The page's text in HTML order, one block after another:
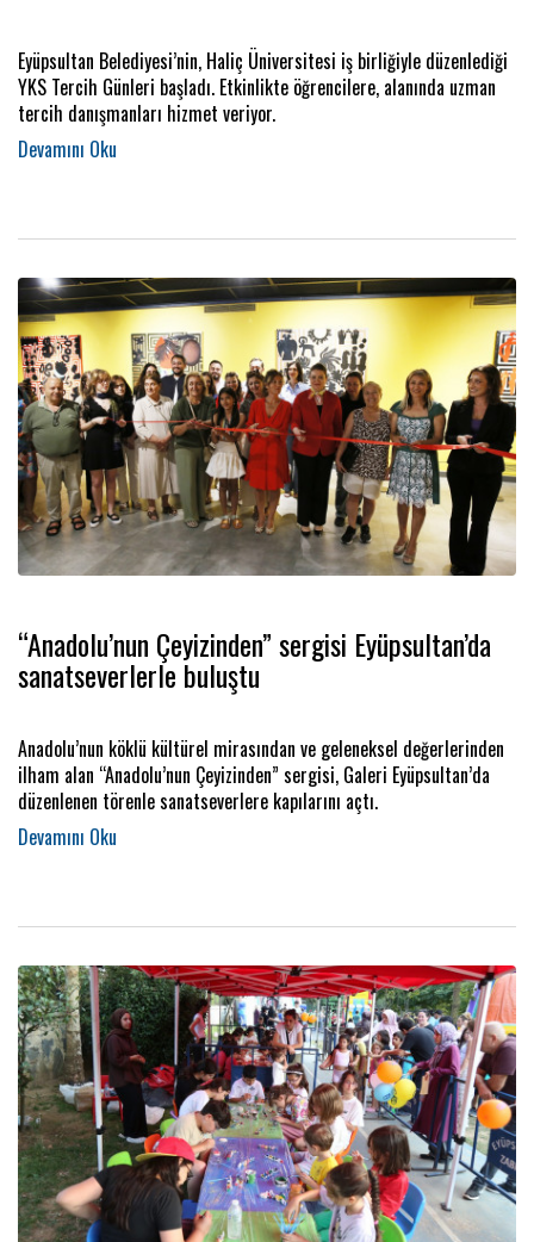
Eyüpsultan Belediyesi’nin, Haliç Üniversitesi iş birliğiyle düzenlediği
YKS Tercih Günleri başladı. Etkinlikte öğrencilere, alanında uzman
tercih danışmanları hizmet veriyor.
“Anadolu’nun Çeyizinden” sergisi Eyüpsultan’da
sanatseverlerle buluştu
Anadolu’nun köklü kültürel mirasından ve geleneksel değerlerinden
ilham alan “Anadolu’nun Çeyizinden” sergisi, Galeri Eyüpsultan’da
düzenlenen törenle sanatseverlere kapılarını açtı.